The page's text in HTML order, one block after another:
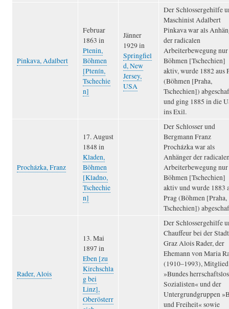
Pinkava, Adalbert
Februar
1863 in
Ptenin,
Böhmen
[Ptenín,
Tschechie
n]
Jänner
1929 in
Springfiel
d, New
Jersey,
USA
Der Schlossergehilfe
Maschinist Adalbert
Pinkava war als
der radicalen
Arbeiterbewegung
Böhmen [Tschechien]
aktiv, wurde 1882 aus
(Böhmen [Praha,
Tschechien])
und ging 1885 in die
ins Exil.
Procházka, Franz
17. August
1848 in
Kladen,
Böhmen
[Kladno,
Tschechie
n]
Der Schlosser und
Bergmann Franz
Procházka war als
Anhänger der
Arbeiterbewegung
Böhmen [Tschechien]
aktiv und wurde 1883
Prag (Böhmen [Praha,
Tschechien])
Rader, Alois
13. Mai
1897 in
Eben [zu
Kirchschla
g bei
Linz],
Oberösterr
Der Schlossergehilfe
Chauffeur bei der Stadt
Graz Alois Rader, der
Ehemann von Maria
(1910–1993), Mitglied
»Bundes
Sozialisten« und der
Untergrundgruppen
und Freiheit« sowie